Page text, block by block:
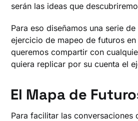
serán las ideas que
Para eso diseñamos una serie
ejercicio de mapeo de futuros
queremos compartir con
quiera replicar por su cuenta el
El Mapa de
Para facilitar las conversaciones